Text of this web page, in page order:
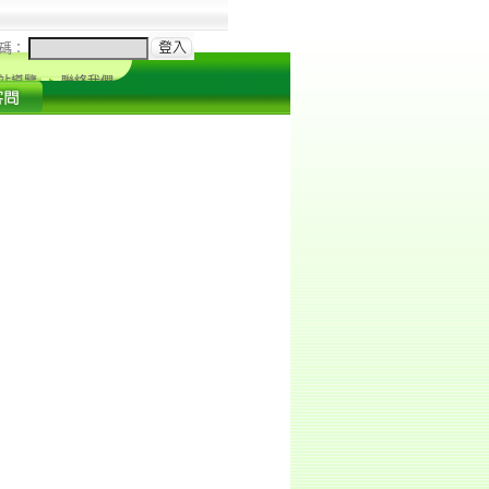
：
導覽 聯絡我們